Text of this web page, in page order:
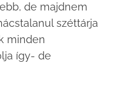
de majdnem
széttárja
minden
így- de